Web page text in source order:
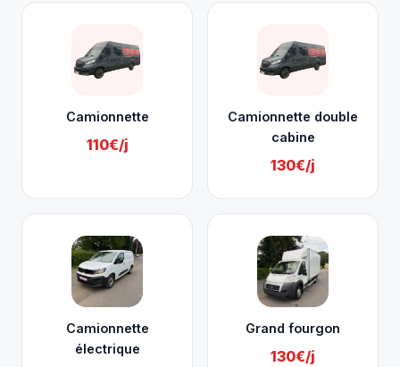
Camionnette
110€/j
Camionnette double
cabine
130€/j
Camionnette
électrique
Grand fourgon
130€/j